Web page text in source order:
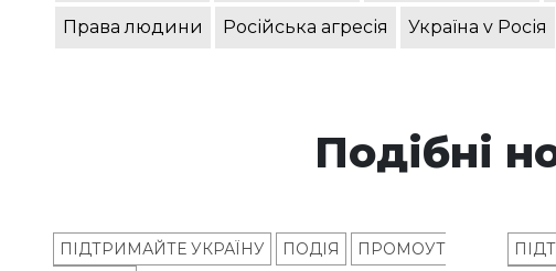
Права людини Російська агресія Україна v Росія
Подібні
ПІДТРИМАЙТЕ УКРАЇНУ ПОДІЯ
ПРОМОУТ